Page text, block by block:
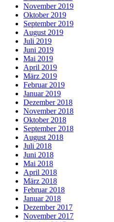
November 2019
Oktober 2019
September 2019
August 2019
Juli 2019
Juni 2019
Mai 2019
April 2019
März 2019
Februar 2019
Januar 2019
Dezember 2018
November 2018
Oktober 2018
September 2018
August 2018
Juli 2018
Juni 2018
Mai 2018
April 2018
März 2018
Februar 2018
Januar 2018
Dezember 2017
November 2017